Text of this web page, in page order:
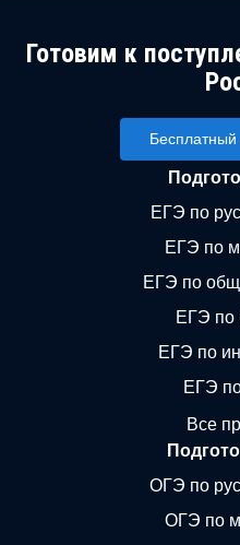
Готовим к
ЕГЭ по
ЕГЭ по
ЕГЭ по
ЕГЭ по
ЕГЭ по
ЕГЭ
Все
ОГЭ по
ОГЭ по